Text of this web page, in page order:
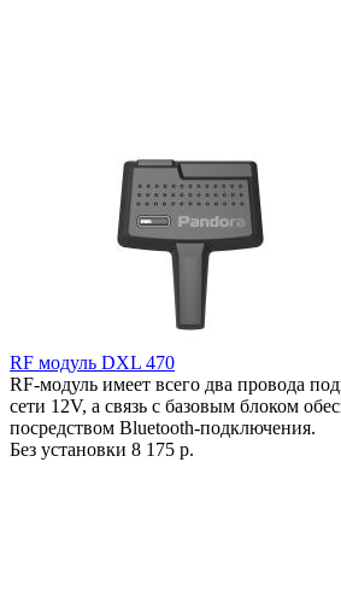
RF модуль DXL 470
RF-модуль имеет всего два провода
сети 12V, а связь с базовым блоком
посредством Bluetooth-подключения.
Без установки 8 175 р.